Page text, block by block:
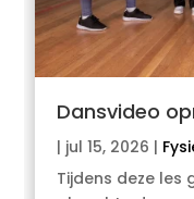
Dansvideo
| jul 15, 2026 |
Tijdens deze les